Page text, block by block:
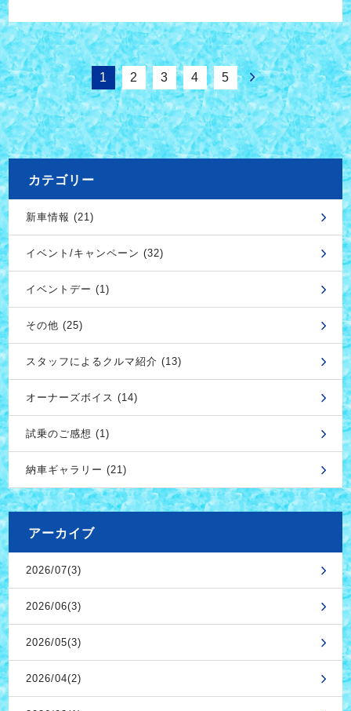
1 2 3 4 5
カテゴリー
新車情報 (21)
イベント/キャンペーン (32)
イベントデー (1)
その他 (25)
スタッフによるクルマ紹介 (13)
オーナーズボイス (14)
試乗のご感想 (1)
納車ギャラリー (21)
アーカイブ
2026/07(3)
2026/06(3)
2026/05(3)
2026/04(2)